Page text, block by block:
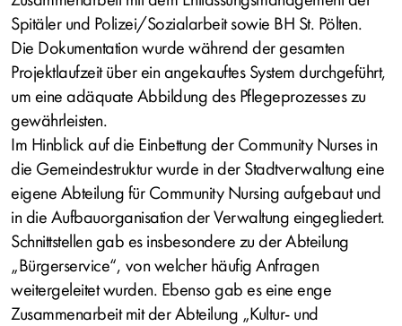
Spitäler und Polizei/Sozialarbeit sowie BH St. Pölten.
Die Dokumentation wurde während der gesamten
Projektlaufzeit über ein angekauftes System durchgeführt,
um eine adäquate Abbildung des Pflegeprozesses zu
gewährleisten.
Im Hinblick auf die Einbettung der Community Nurses in
die Gemeindestruktur wurde in der Stadtverwaltung eine
eigene Abteilung für Community Nursing aufgebaut und
in die Aufbauorganisation der Verwaltung eingegliedert.
Schnittstellen gab es insbesondere zu der Abteilung
„Bürgerservice“, von welcher häufig Anfragen
weitergeleitet wurden. Ebenso gab es eine enge
Zusammenarbeit mit der Abteilung „Kultur- und